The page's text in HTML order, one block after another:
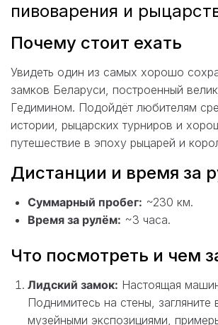
пивоварения и
Почему стоит ехать
Увидеть один из самых хорошо
замков Беларуси, построенный
Гедимином. Подойдёт любителям
истории, рыцарских турниров и
путешествие в эпоху рыцарей и
Дистанции и время за
Суммарный пробег: ~230 км.
Время за рулём: ~3 часа.
Что посмотреть и чем
Лидский замок: Настоящая
Поднимитесь на стены, загляните
музейными экспозициями,